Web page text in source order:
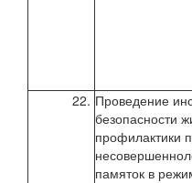
22. Проведение
безопасности
профилактики
памяток в